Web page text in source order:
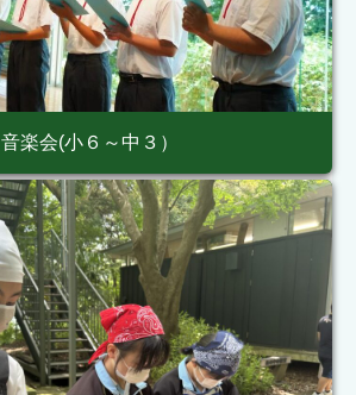
音楽会(小６～中３）